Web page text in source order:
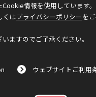
情報を使用しています。
くはプライバシーポリシーを
ますのでご了承ください。
ウェブサイトご利用